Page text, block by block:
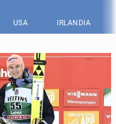
USA IRLANDIA